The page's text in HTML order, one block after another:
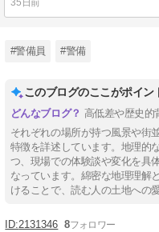
35日前
#警備員 #警備
このブログのここがポイン
高低差や歴史的
それぞれの場所が持つ風景や街
特徴を詳述しています。地理的
つ、現場での体験談や変化を具
なっています。綿密な地理理解
けることで、読む人の土地への
2131346 8